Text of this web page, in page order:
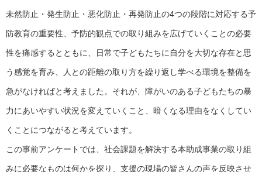
未然防止・発生防止・悪化防止・再発防止の4つの段階に対応する予
防教育の重要性、予防的観点での取り組みを広げていくことの必要
性を痛感するとともに、日常で子どもたちに自分を大切な存在と思
う感覚を育み、人との距離の取り方を繰り返し学べる環境を整備を
急がなければと考えました。それが、障がいのある子どもたちの暴
力にあいやすい状況を変えていくこと、暗くなる理由をなくしてい
くことにつながると考えています。
この事前アンケートでは、社会課題を解決する本助成事業の取り組
みに必要なものは何かを探り、支援の現場の皆さんの声を反映させ